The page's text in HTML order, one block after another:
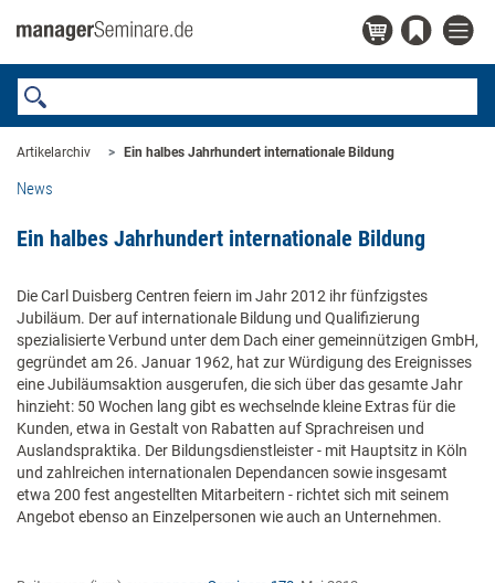
Artikelarchiv Ein halbes Jahrhundert internationale Bildung
News
Ein halbes Jahrhundert internationale Bildung
Die Carl Duisberg Centren feiern im Jahr 2012 ihr fünfzigstes
Jubiläum. Der auf internationale Bildung und Qualifizierung
spezialisierte Verbund unter dem Dach einer gemeinnützigen GmbH,
gegründet am 26. Januar 1962, hat zur Würdigung des Ereignisses
eine Jubiläumsaktion ausgerufen, die sich über das gesamte Jahr
hinzieht: 50 Wochen lang gibt es wechselnde kleine Extras für die
Kunden, etwa in Gestalt von Rabatten auf Sprachreisen und
Auslandspraktika. Der Bildungsdienstleister - mit Hauptsitz in Köln
und zahlreichen internationalen Dependancen sowie insgesamt
etwa 200 fest angestellten Mitarbeitern - richtet sich mit seinem
Angebot ebenso an Einzelpersonen wie auch an Unternehmen.